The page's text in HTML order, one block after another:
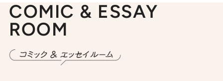
COMIC & ESSAY
ROOM